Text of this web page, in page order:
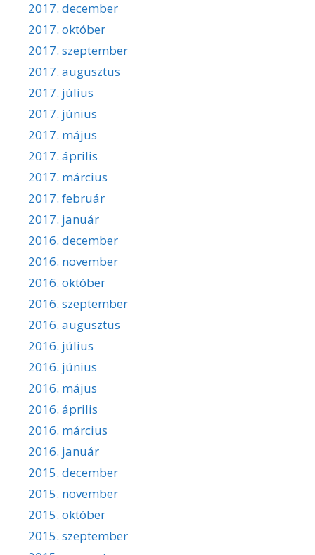
2017. december
2017. október
2017. szeptember
2017. augusztus
2017. július
2017. június
2017. május
2017. április
2017. március
2017. február
2017. január
2016. december
2016. november
2016. október
2016. szeptember
2016. augusztus
2016. július
2016. június
2016. május
2016. április
2016. március
2016. január
2015. december
2015. november
2015. október
2015. szeptember